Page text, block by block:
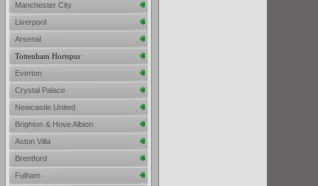
Manchester City
Liverpool
Arsenal
Tottenham Hortspur
Everton
Crystal Palace
Newcastle United
Brighton & Hove Albion
Aston Villa
Brentford
Fulham